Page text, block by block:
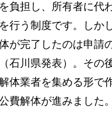
負担し、所有者に代
行う制度です。しか
が完了したのは申請
石川県発表）。その
体業者を集める形で
費解体が進みました。